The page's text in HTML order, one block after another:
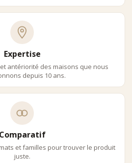
Expertise
antériorité des maisons que nous
depuis 10 ans.
Comparatif
et familles pour trouver le produit
juste.